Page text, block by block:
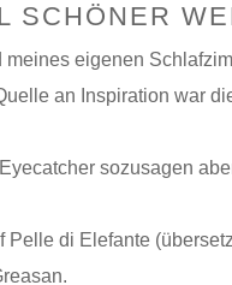
SCHÖNER
eigenen
an Inspiration war
sozusagen
Pelle di Elefante